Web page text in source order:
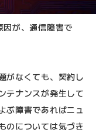
が、通信障害で
がなくても、契約し
テナンスが発生して
ぶ障害であればニュ
のについては気づき